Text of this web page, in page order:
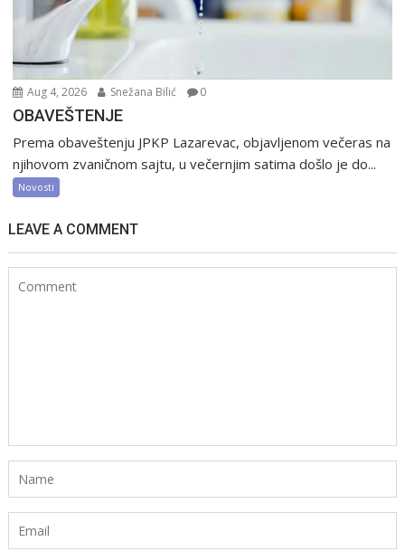
Aug 4, 2026 Snežana Bilić 0
OBAVEŠTENJE
Prema obaveštenju JPKP Lazarevac, objavljenom večeras na
njihovom zvaničnom sajtu, u večernjim satima došlo je do...
Novosti
LEAVE A COMMENT